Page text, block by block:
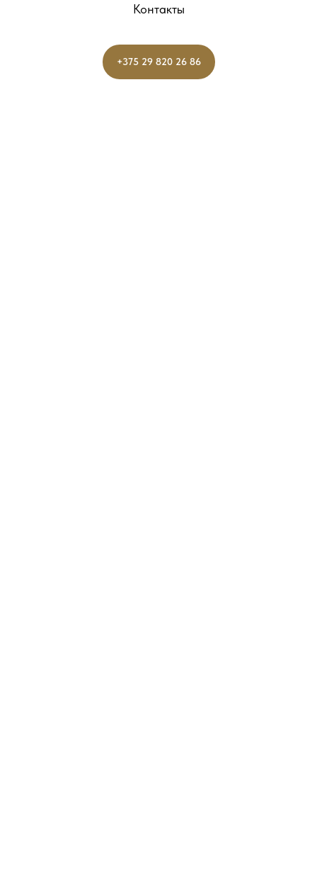
Контакты
+375 29 820 26 86